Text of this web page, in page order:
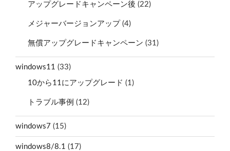
アップグレードキャンペーン後 (22)
メジャーバージョンアップ (4)
無償アップグレードキャンペーン (31)
windows11 (33)
10から11にアップグレード (1)
トラブル事例 (12)
windows7 (15)
windows8/8.1 (17)